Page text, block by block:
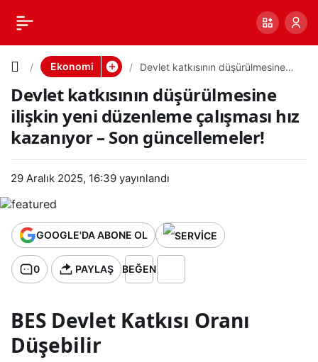
Ekonomi
Devlet katkısının düşürülmesine
hız kazanıyor – Son güncellemeler!
Devlet katkısının düşürülmesine
ilişkin yeni düzenleme çalışması hız
kazanıyor – Son güncellemeler!
29 Aralık 2025, 16:39 yayınlandı
GOOGLE'DA ABONE OL
0 PAYLAŞ BEĞEN
BES Devlet Katkısı Oranı
Düşebilir
Devlet
katkısının
düşürülm
esine
ilişkin
düzenlem
çalışması
PAYLAŞ